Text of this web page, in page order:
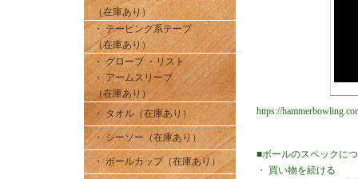
（在庫あり）
・ テーピング系テープ
（在庫あり）
・ グローブ ・リスト
・ アームスリーブ
（在庫あり）
・ タオル（在庫あり）
・ シーソー（在庫あり）
・ ボールカップ（在庫あり）
https://
■ボールのスペックに
・ 買い物を続ける